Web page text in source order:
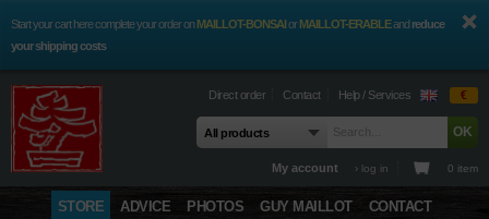
Start your cart here complete your order onMAILLOT-BONSAIorMAILLOT-ERABLEandreduce
your shipping costs
Direct order Contact Help / Services €
My account › log in 0 item
STORE ADVICE PHOTOS GUY MAILLOT CONTACT